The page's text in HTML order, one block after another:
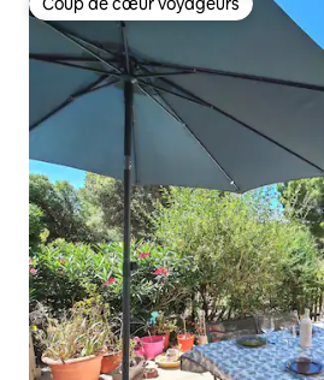
Coup de cœur voyageurs